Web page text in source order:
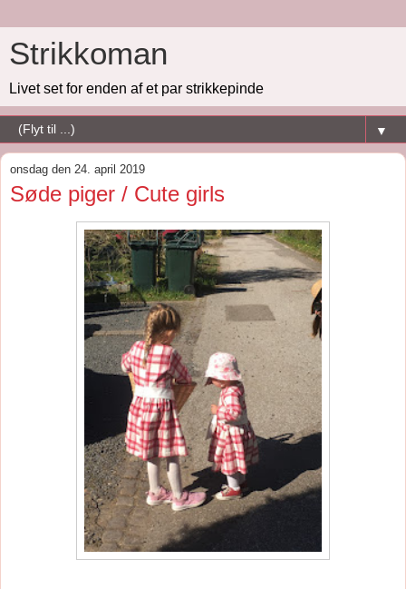
Strikkoman
Livet set for enden af et par strikkepinde
▼
onsdag den 24. april 2019
Søde piger / Cute girls